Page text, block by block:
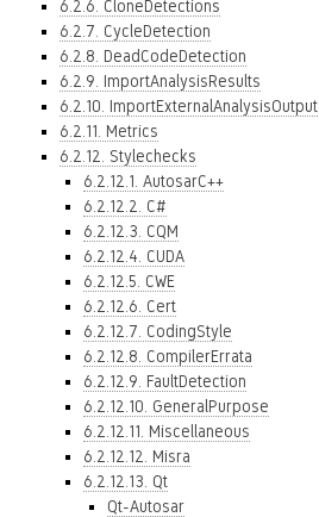
6.2.6. CloneDetections
6.2.7. CycleDetection
6.2.8. DeadCodeDetection
6.2.9. ImportAnalysisResults
6.2.10. ImportExternalAnalysisOutput
6.2.11. Metrics
6.2.12. Stylechecks
6.2.12.1. AutosarC++
6.2.12.2. C#
6.2.12.3. CQM
6.2.12.4. CUDA
6.2.12.5. CWE
6.2.12.6. Cert
6.2.12.7. CodingStyle
6.2.12.8. CompilerErrata
6.2.12.9. FaultDetection
6.2.12.10. GeneralPurpose
6.2.12.11. Miscellaneous
6.2.12.12. Misra
6.2.12.13. Qt
Qt-Autosar